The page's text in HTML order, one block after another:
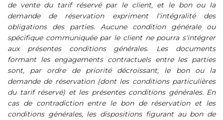
de vente du tarif réservé par le client, et le bon ou la
demande de réservation expriment l'intégralité des
obligations des parties. Aucune condition générale ou
spécifique communiquée par le client ne pourra s'intégrer
aux présentes conditions générales. Les documents
formant les engagements contractuels entre les parties
sont, par ordre de priorité décroissant, le bon ou la
demande de réservation (dont les conditions particulières
du tarif réservé) et les présentes conditions générales. En
cas de contradiction entre le bon de réservation et les
conditions générales, les dispositions figurant au bon de